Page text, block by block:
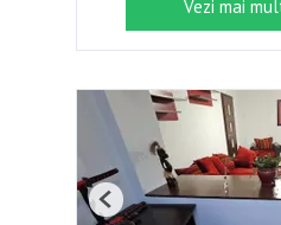
Vezi mai
Previous